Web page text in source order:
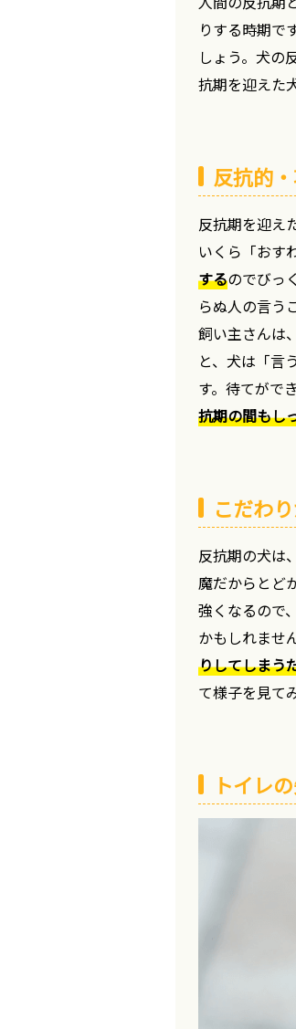
りする時期で
しょう。犬の
抗期を迎えた
反抗的
反抗期を迎え
いくら「おす
するのでびっ
らぬ人の言う
飼い主さんは、
と、犬は「言
す。待てがで
抗期の間もし
こだわ
反抗期の犬は
魔だからとど
強くなるので
かもしれませ
りしてしまう
て様子を見て
トイレ